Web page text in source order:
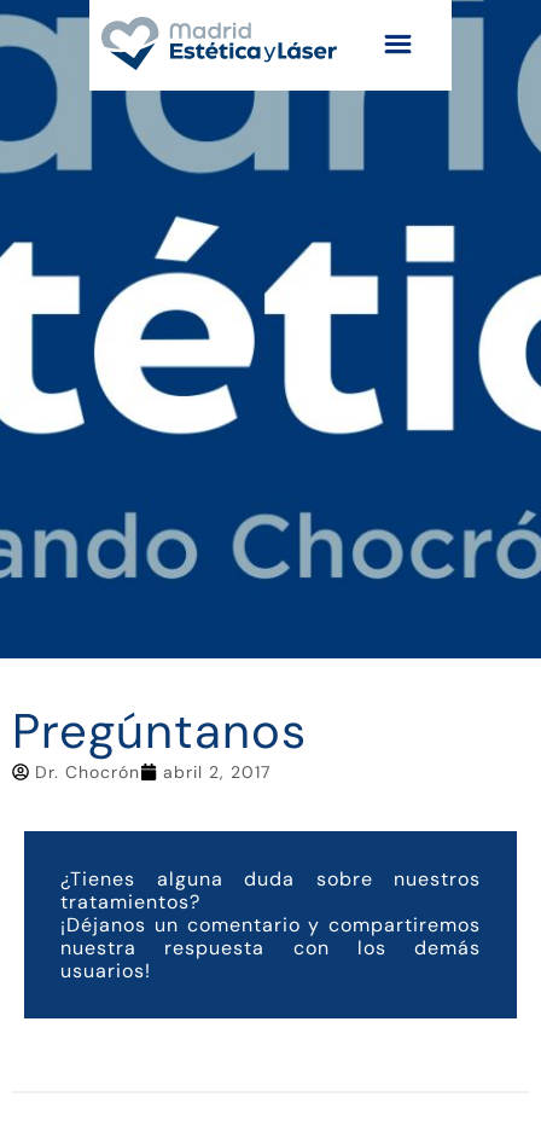
Pregúntanos
Dr. Chocrón abril 2, 2017
¿Tienes alguna duda sobre nuestros
tratamientos?
¡Déjanos un comentario y compartiremos
nuestra respuesta con los demás
usuarios!